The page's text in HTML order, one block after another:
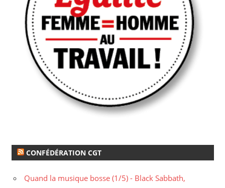
CONFÉDÉRATION CGT
Quand la musique bosse (1/5) - Black Sabbath,